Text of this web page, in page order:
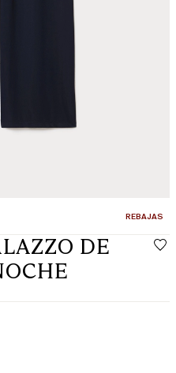
CATEGORÍA:
REBAJAS
DE